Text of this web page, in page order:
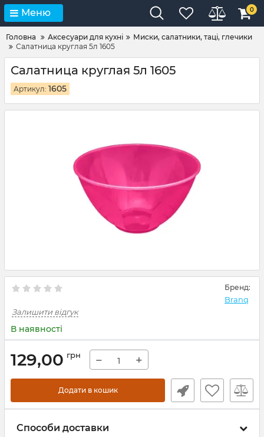
Меню 0
Головна Аксесуари для кухні
Миски, салатники, таці, глечики
Салатница круглая 5л 1605
Салатница круглая 5л 1605
Артикул: 1605
Бренд:
Branq
Залишити відгук
В наявності
129,00 грн − +
Додати в кошик
Способи доставки